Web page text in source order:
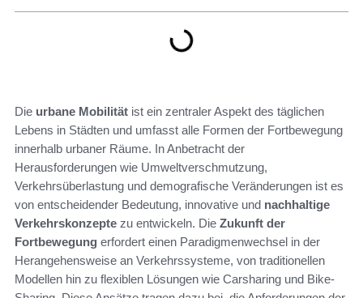
Die urbane Mobilität ist ein zentraler Aspekt des täglichen
Lebens in Städten und umfasst alle Formen der Fortbewegung
innerhalb urbaner Räume. In Anbetracht der
Herausforderungen wie Umweltverschmutzung,
Verkehrsüberlastung und demografische Veränderungen ist es
von entscheidender Bedeutung, innovative und nachhaltige
Verkehrskonzepte zu entwickeln. Die Zukunft der
Fortbewegung erfordert einen Paradigmenwechsel in der
Herangehensweise an Verkehrssysteme, von traditionellen
Modellen hin zu flexiblen Lösungen wie Carsharing und Bike-